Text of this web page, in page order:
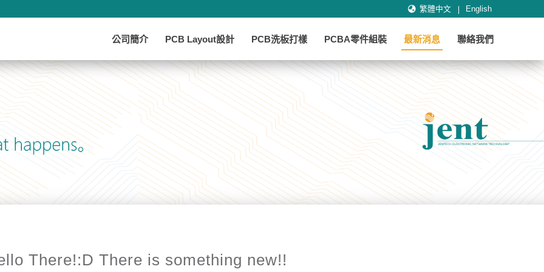
繁體中文 English
公司簡介 PCB Layout設計 PCB洗板打樣 PCBA零件組裝 最新消息 聯絡我們
There!:D There is something new!!